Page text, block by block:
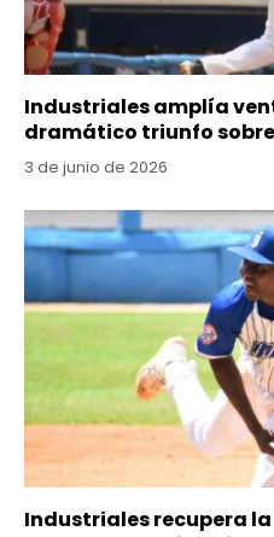
Industriales amplía
dramático triunfo sobre
3 de junio de 2026
Industriales recupera